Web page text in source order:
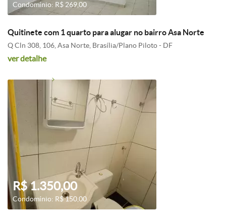
Condomínio: R$ 269,00
Quitinete com 1 quarto para alugar no bairro Asa Norte
Q Cln 308, 106, Asa Norte, Brasília/Plano Piloto - DF
ver detalhe
R$ 1.350,00
Condomínio: R$ 150,00